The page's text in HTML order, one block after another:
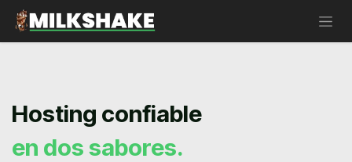
Ir al contenido
Hosting confiable
en dos sabores.